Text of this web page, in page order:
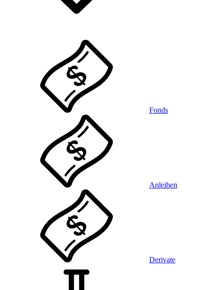
Fonds
Anleihen
Derivate